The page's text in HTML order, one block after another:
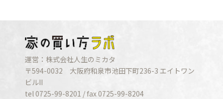
運営：株式会社人生のミカタ
〒594-0032 大阪府和泉市池田下町236-3 エイトワン
ビルII
tel 0725-99-8201 / fax 0725-99-8204